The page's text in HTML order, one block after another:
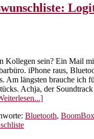
Kollegen sein? Ein Mail
iPhone raus,
Am längsten brauche ich
Achja, der
Mini
Bluetooth, BoomBox